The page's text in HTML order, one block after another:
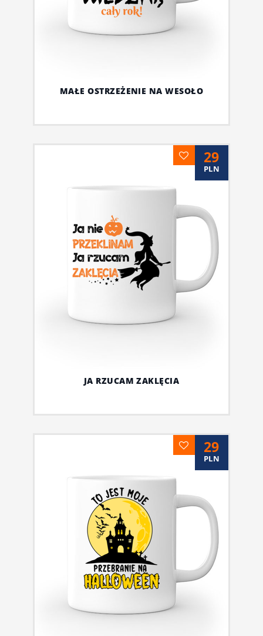
MAŁE OSTRZEŻENIE NA WESOŁO
29
PLN
JA RZUCAM ZAKLĘCIA
29
PLN